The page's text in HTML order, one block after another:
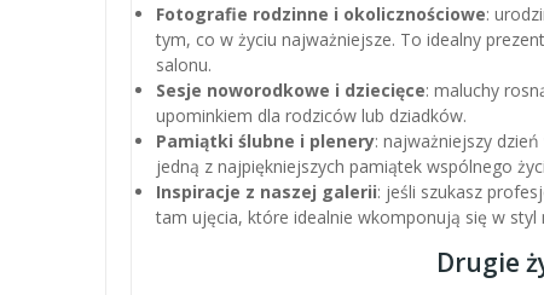
Fotografie rodzinne i okolicznościowe:
tym, co w życiu najważniejsze. To idealny
salonu.
Sesje noworodkowe i dziecięce: maluchy
upominkiem dla rodziców lub dziadków.
Pamiątki ślubne i plenery: najważniejszy
jedną z najpiękniejszych pamiątek wspólnego
Inspiracje z naszej galerii: jeśli szukasz
tam ujęcia, które idealnie wkomponują się w
Drugie